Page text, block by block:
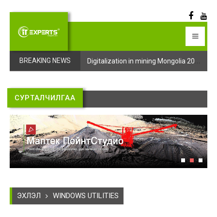
BREAKING NEWS
Digitalization in mining Mongolia 2025 арга хэмжээний бүртгэл эхэллээ Digitalization in mining Mongolia 2025 арга хэмжээний бүртгэл эхэллээ
СУРТАЛЧИЛГАА
ЭХЛЭЛ WINDOWS UTILITIES